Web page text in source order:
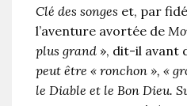
Clé des songes et, par
l’aventure avortée de
plus grand », dit-il avant
peut être « ronchon », «
le Diable et le Bon Dieu.